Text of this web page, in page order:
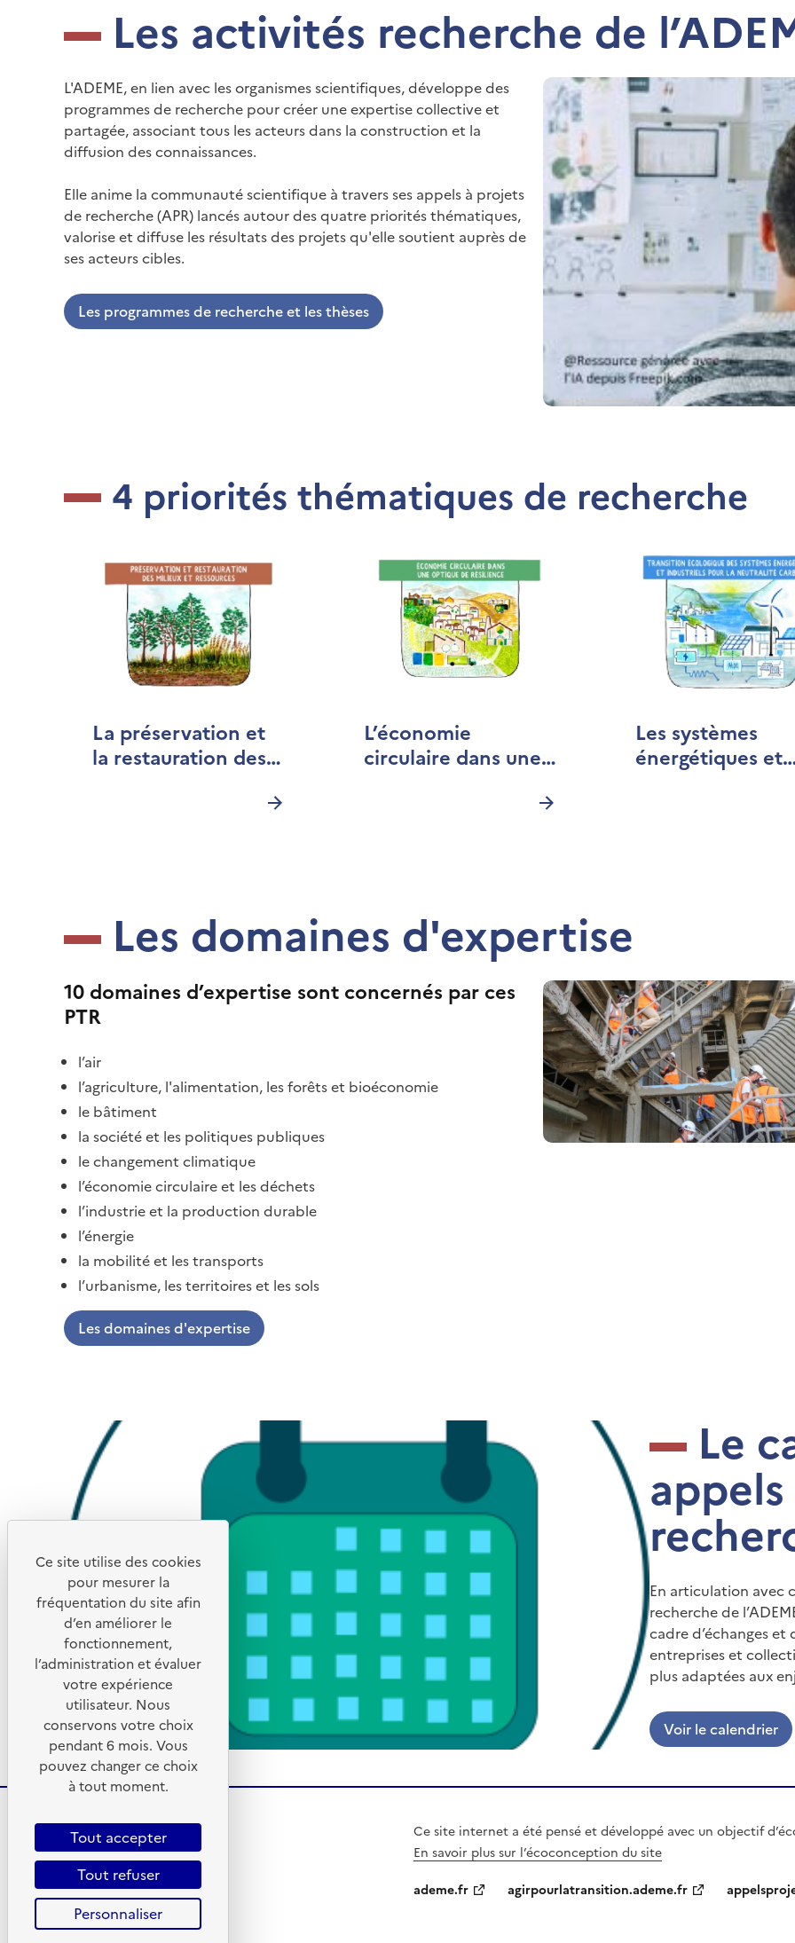
Les activités recherche de
L'ADEME, en lien avec les organismes scientifiques, développe des
programmes de recherche pour créer une expertise collective et
partagée, associant tous les acteurs dans la construction et la
diffusion des connaissances.
Elle anime la communauté scientifique à travers ses appels à projets
de recherche (APR) lancés autour des quatre priorités thématiques,
valorise et diffuse les résultats des projets qu'elle soutient auprès de
ses acteurs cibles.
Les programmes de recherche et les thèses
4 priorités thématiques de recherche
La préservation et
la restauration des
L’économie
circulaire dans une
Les systèmes
énergétiques et
Les domaines d'expertise
10 domaines d’expertise sont concernés par ces
PTR
l’air
l’agriculture, l'alimentation, les forêts et bioéconomie
le bâtiment
la société et les politiques publiques
le changement climatique
l’économie circulaire et les déchets
l’industrie et la production durable
l’énergie
la mobilité et les transports
l’urbanisme, les territoires et les sols
Les domaines d'expertise
Le
En articulation avec
recherche de
cadre d’échanges
entreprises et
plus adaptées aux
Voir le calendrier
Ce site internet a été pensé et développé avec un objectif
En savoir plus sur l’écoconception du site
ademe.fr
agirpourlatransition.ademe.fr
Ce site utilise des cookies
pour mesurer la
fréquentation du site afin
d’en améliorer le
fonctionnement,
l’administration et évaluer
votre expérience
utilisateur. Nous
conservons votre choix
pendant 6 mois. Vous
pouvez changer ce choix
à tout moment.
Tout accepter
Tout refuser
Personnaliser